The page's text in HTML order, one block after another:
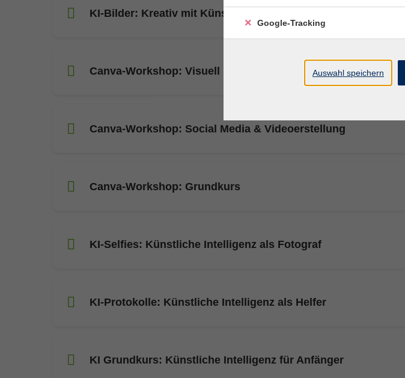
KI-Bilder: Kreativ mit Künstlicher Intelligenz
Canva-Workshop: Visuell starke Präsentationen erstellen
Canva-Workshop: Social Media & Videoerstellung
Canva-Workshop: Grundkurs
KI-Selfies: Künstliche Intelligenz als Fotograf
KI-Protokolle: Künstliche Intelligenz als Helfer
KI Grundkurs: Künstliche Intelligenz für Anfänger
Google-Tracking
Auswahl speichern